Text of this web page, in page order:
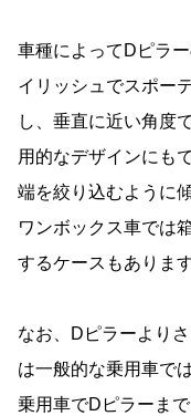
車種によってDピラ
イリッシュでスポー
し、垂直に近い角度
用的なデザインにも
端を絞り込むように
ワンボックス車では
するケースもあります
なお、Dピラーより
は一般的な乗用車で
乗用車でDピラーま